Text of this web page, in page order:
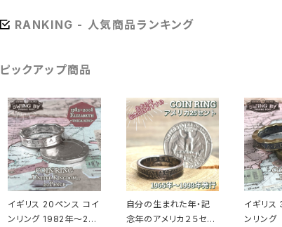
RANKING - 人気商品ランキング
ピックアップ商品
イギリス 20ペンス コイ
ンリング 1982年～200
自分の生まれた年・記
念年のアメリカ２５セン
イギリス
ンリング